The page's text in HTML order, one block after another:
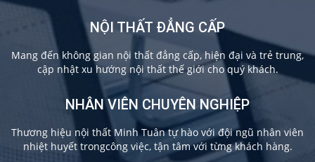
NỘI THẤT ĐẲNG CẤP
Mang đến không gian nội thất đẳng cấp, hiện đại và trẻ trung,
cập nhật xu hướng nội thất thế giới cho quý khách.
NHÂN VIÊN CHUYÊN NGHIỆP
Thương hiệu nội thất Minh Tuân tự hào với đội ngũ nhân viên
nhiệt huyết trongcông việc, tận tâm với từng khách hàng.